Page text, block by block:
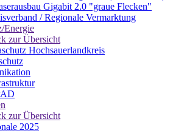
Gigabit 2.0 "graue Flecken"
/ Regionale Vermarktung
Energie
zur Übersicht
Hochsauerlandkreis
zur Übersicht
2025